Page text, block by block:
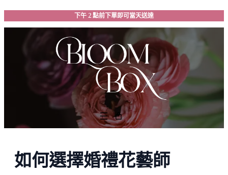
跳
至
下午 2 點前下單即可當天送達
如何選擇婚禮花藝師